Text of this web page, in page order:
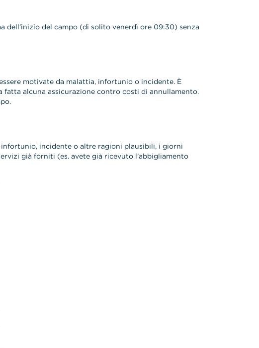
dell’inizio del campo (di solito venerdì ore 09:30) senza
motivate da malattia, infortunio o incidente. È
fatta alcuna assicurazione contro costi di annullamento.
incidente o altre ragioni plausibili, i giorni
già forniti (es. avete già ricevuto l’abbigliamento